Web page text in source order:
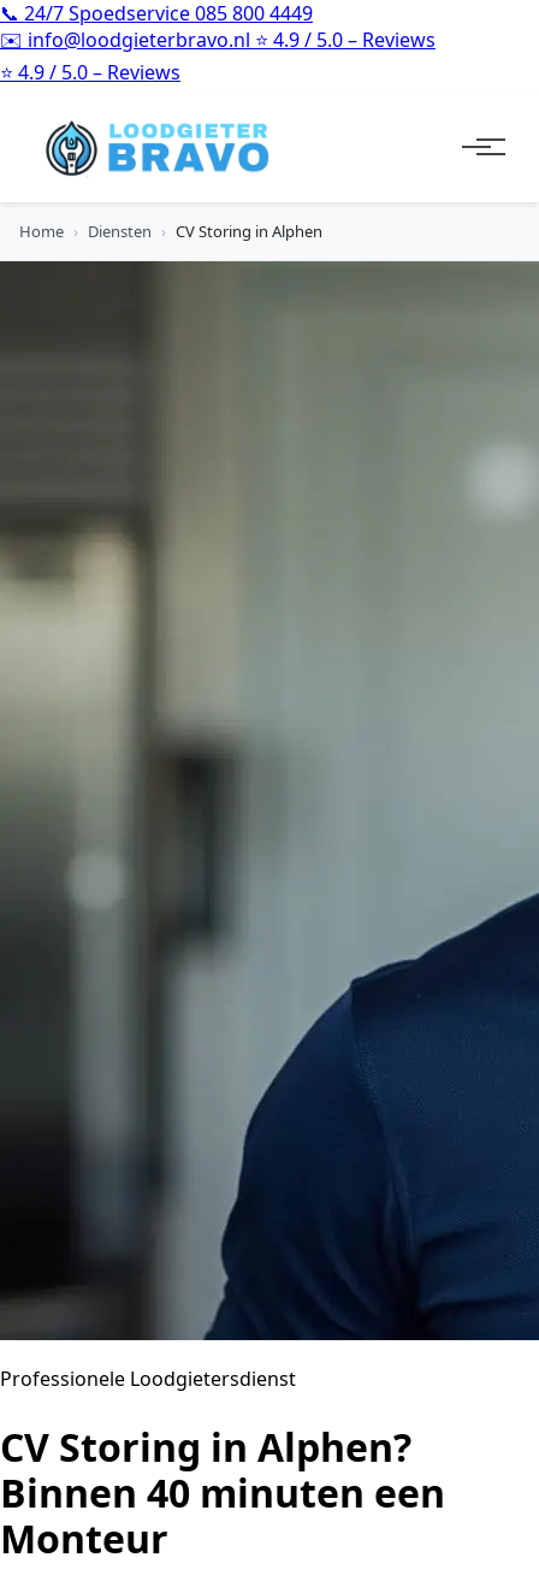
📞 24/7 Spoedservice085 800 4449
✉️ info@loodgieterbravo.nl ⭐ 4.9 / 5.0 – Reviews
⭐ 4.9 / 5.0 – Reviews
Home › Diensten › CV Storing in Alphen
Professionele Loodgietersdienst
CV Storing in Alphen?
Binnen 40 minuten een
Monteur